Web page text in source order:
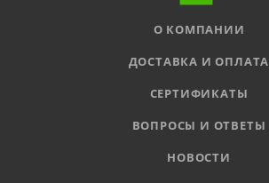
О КОМПАНИИ
ДОСТАВКА И ОПЛАТА
СЕРТИФИКАТЫ
ВОПРОСЫ И ОТВЕТЫ
НОВОСТИ